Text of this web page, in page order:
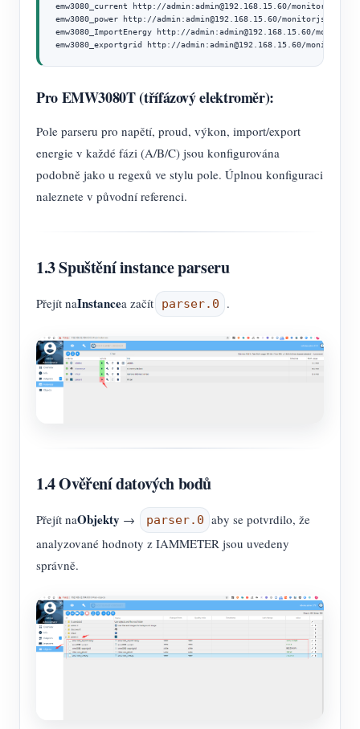
emw3080_current http://admin:admin@192.168.15.60/monitorjson
emw3080_power http://admin:admin@192.168.15.60/monitorjson
emw3080_ImportEnergy http://admin:admin@192.168.15.60/
emw3080_exportgrid http://admin:admin@192.168.15.60/
Pro EMW3080T (třífázový elektroměr):
Pole parseru pro napětí, proud, výkon, import/export
energie v každé fázi (A/B/C) jsou konfigurována
podobně jako u regexů ve stylu pole. Úplnou konfiguraci
naleznete v původní referenci.
1.3 Spuštění instance parseru
Přejít naInstancea začít parser.0 .
1.4 Ověření datových bodů
Přejít naObjekty → parser.0 aby se potvrdilo, že
analyzované hodnoty z IAMMETER jsou uvedeny
správně.